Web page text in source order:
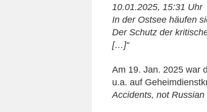
10.01.2025, 15:31 Uhr
In der Ostsee häufen
Der Schutz der
[…]“
Am 19. Jan. 2025 war
u.a. auf
Accidents, not